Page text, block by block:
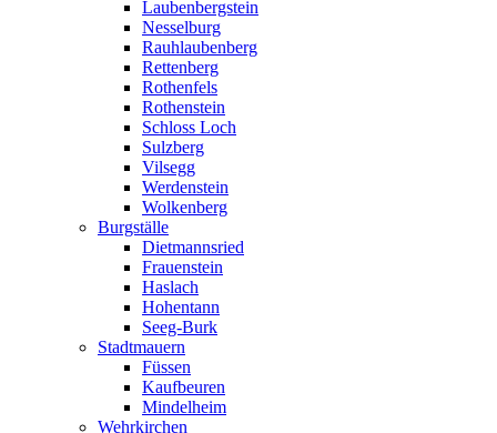
Laubenbergstein
Nesselburg
Rauhlaubenberg
Rettenberg
Rothenfels
Rothenstein
Schloss Loch
Sulzberg
Vilsegg
Werdenstein
Wolkenberg
Burgställe
Dietmannsried
Frauenstein
Haslach
Hohentann
Seeg-Burk
Stadtmauern
Füssen
Kaufbeuren
Mindelheim
Wehrkirchen